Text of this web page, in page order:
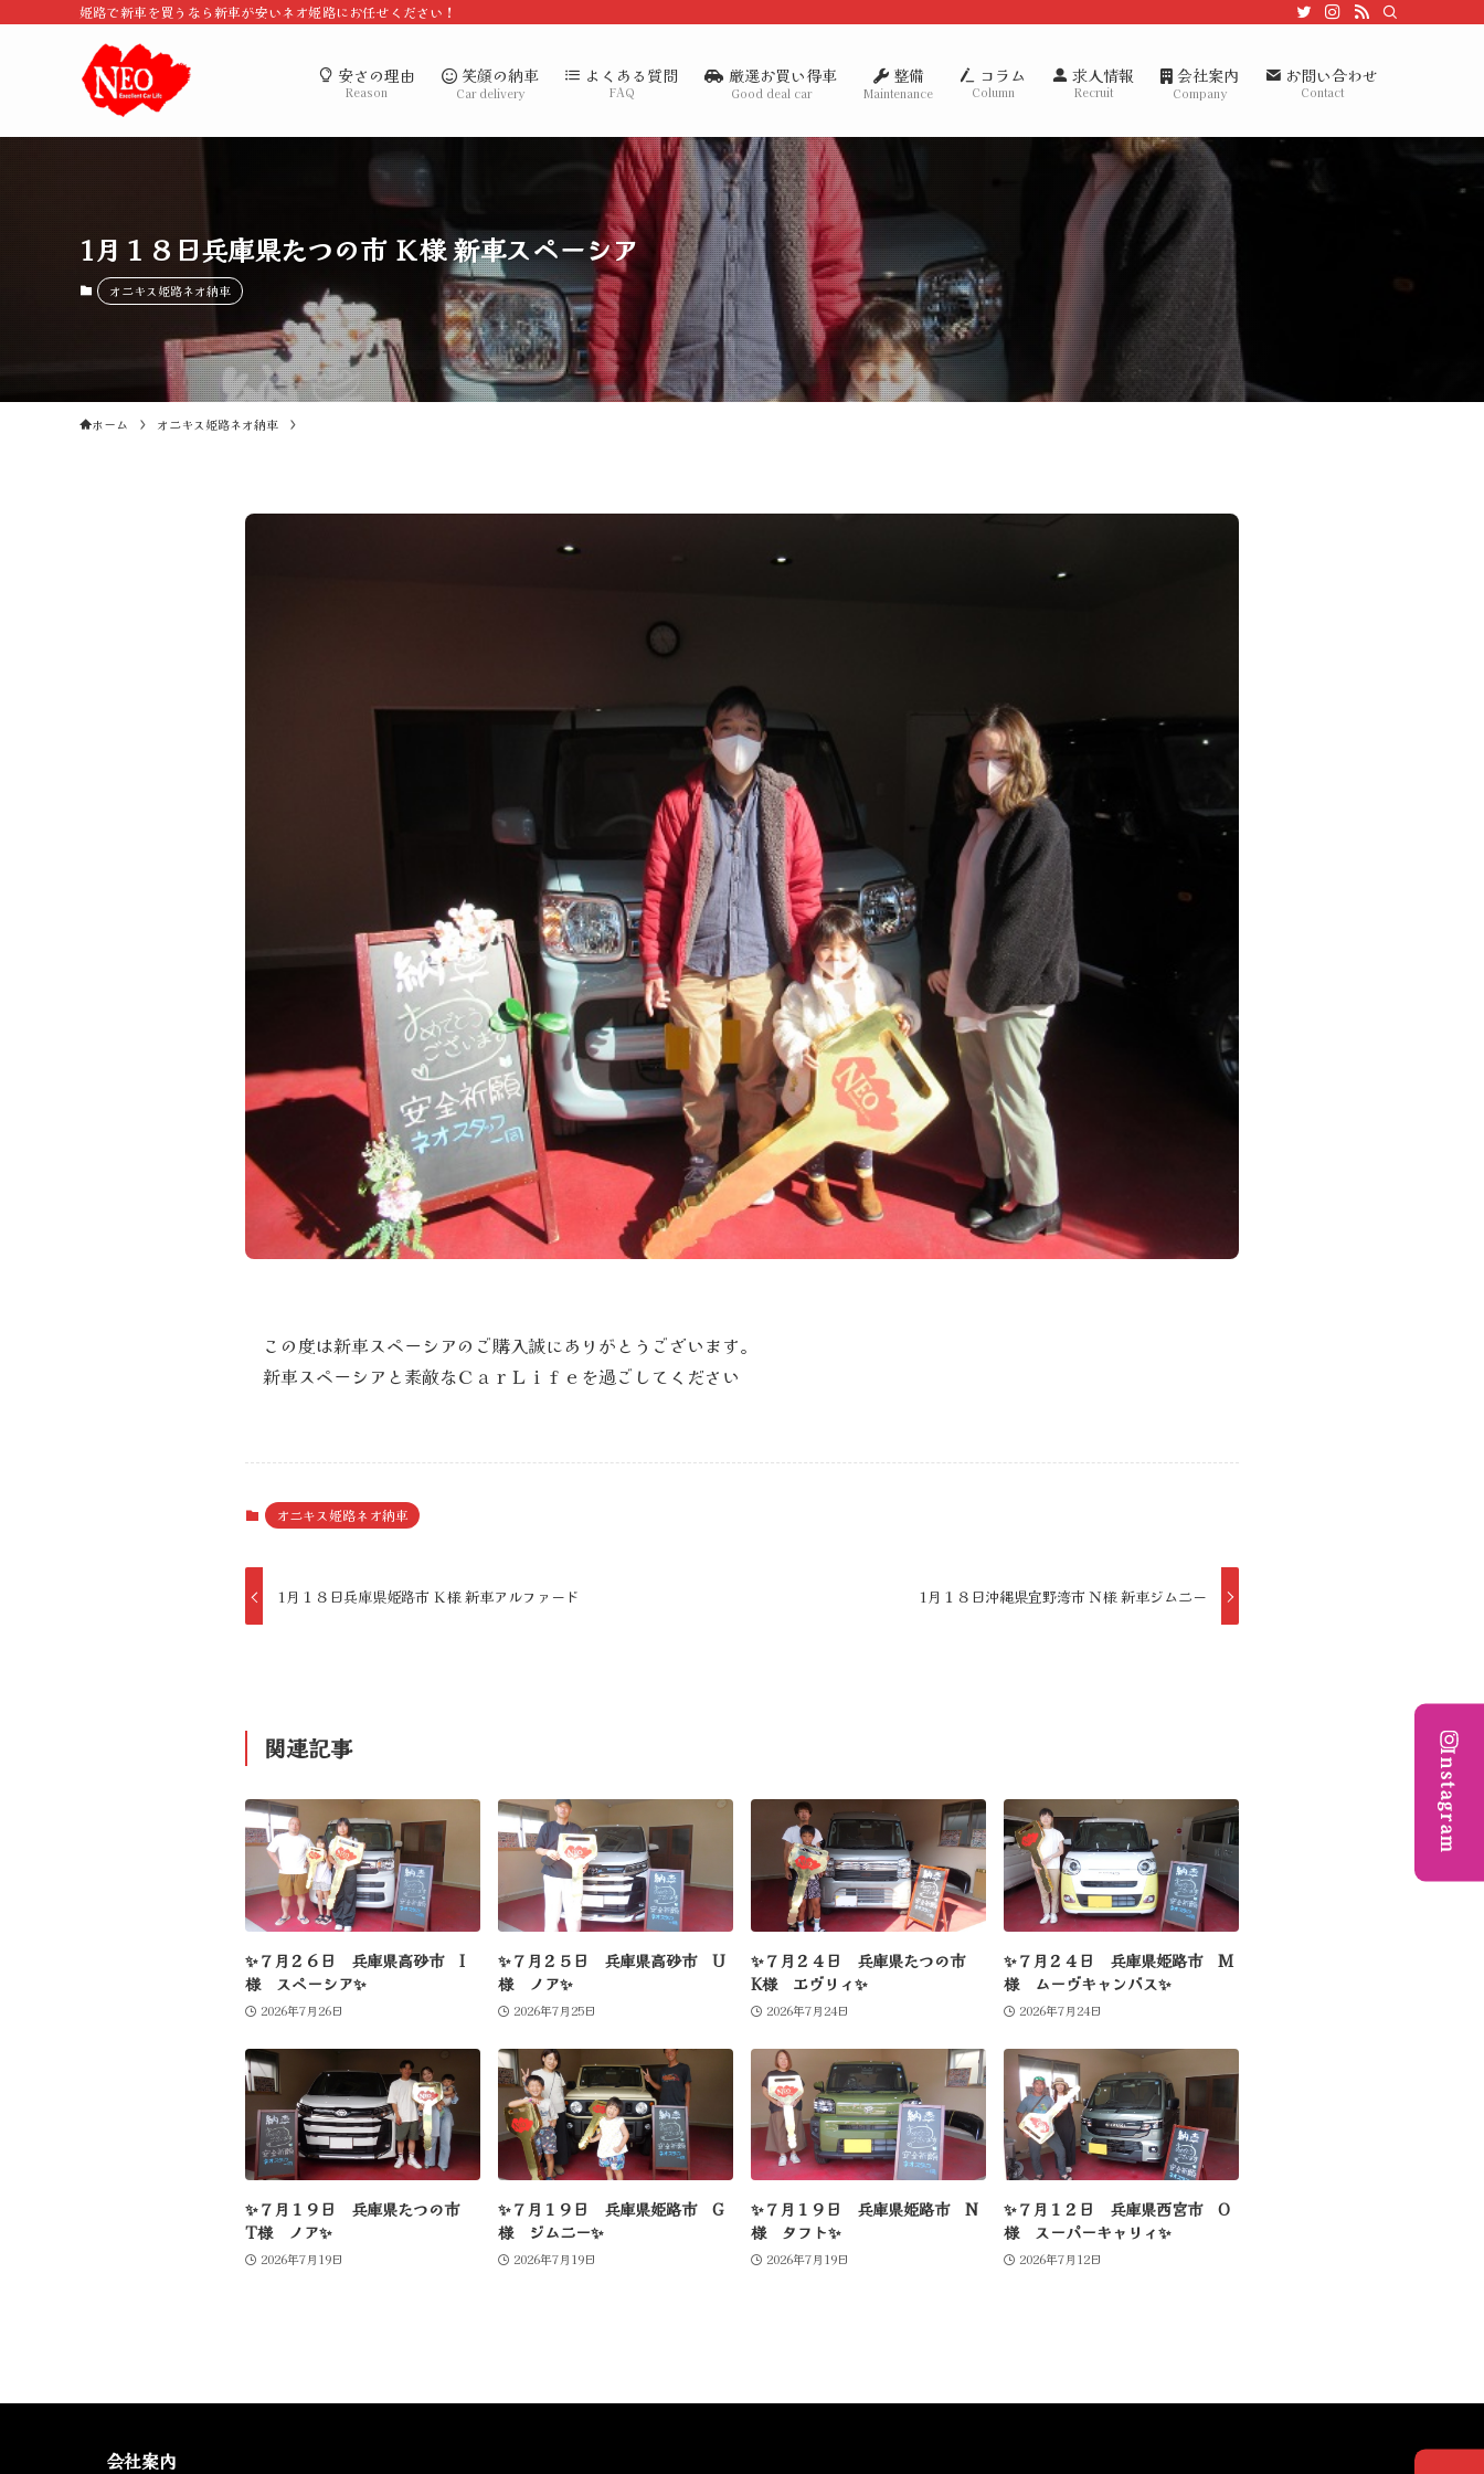
姫路で新車を買うなら新車が安いネオ姫路にお任せください！
安さの理由
Reason
笑顔の納車
Car delivery
よくある質問
FAQ
厳選お買い得車
Good deal car
整備
Maintenance
コラム
Column
求人情報
Recruit
会社案内
Company
お問い合わせ
Contact
1月１８日兵庫県たつの市 Ｋ様 新車スペーシア
オニキス姫路ネオ納車
ホーム オニキス姫路ネオ納車
この度は新車スペーシアのご購入誠にありがとうございます。
新車スペーシアと素敵なＣａｒＬｉｆｅを過ごしてください
オニキス姫路ネオ納車
1月１８日兵庫県姫路市 Ｋ様 新車アルファード 1月１８日沖縄県宜野湾市 Ｎ様 新車ジムニー
関連記事
✨７月２６日 兵庫県高砂市 I
様 スペーシア✨
2026年7月26日
✨７月２５日 兵庫県高砂市 U
様 ノア✨
2026年7月25日
✨７月２４日 兵庫県たつの市
K様 エヴリィ✨
2026年7月24日
✨７月２４日 兵庫県姫路市 M
様 ムーヴキャンバス✨
2026年7月24日
✨７月１９日 兵庫県たつの市
T様 ノア✨
2026年7月19日
✨７月１９日 兵庫県姫路市 G
様 ジムニー✨
2026年7月19日
✨７月１９日 兵庫県姫路市 N
様 タフト✨
2026年7月19日
✨７月１２日 兵庫県西宮市 O
様 スーパーキャリィ✨
2026年7月12日
Instagram
会社案内